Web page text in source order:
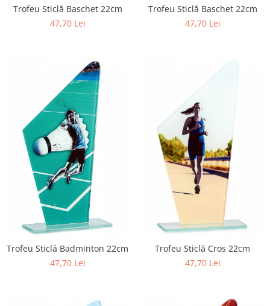
Trofeu Sticlă Baschet 22cm
47,70 Lei
Trofeu Sticlă Baschet 22cm
47,70 Lei
Trofeu Sticlă Badminton 22cm
47,70 Lei
Trofeu Sticlă Cros 22cm
47,70 Lei